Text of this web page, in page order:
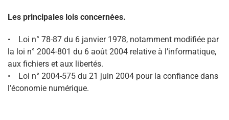
Les principales lois concernées.
• Loi n° 78-87 du 6 janvier 1978, notamment modifiée par
la loi n° 2004-801 du 6 août 2004 relative à l’informatique,
aux fichiers et aux libertés.
• Loi n° 2004-575 du 21 juin 2004 pour la confiance dans
l’économie numérique.